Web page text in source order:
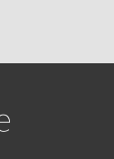
cobre